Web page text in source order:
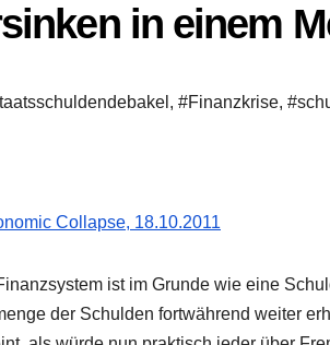
in einem
, #Finanzkrise,
Collapse, 18.10.2011
ist im Grunde wie eine
der Schulden fortwährend weiter